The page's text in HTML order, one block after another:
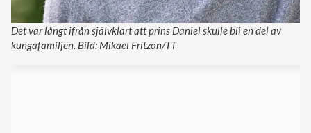
Det var långt ifrån självklart att prins Daniel skulle bli en del av
kungafamiljen. Bild: Mikael Fritzon/TT